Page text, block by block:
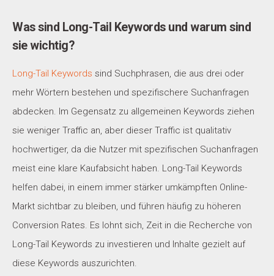
Was sind Long-Tail Keywords und warum sind
sie wichtig?
Long-Tail Keywords sind Suchphrasen, die aus drei oder
mehr Wörtern bestehen und spezifischere Suchanfragen
abdecken. Im Gegensatz zu allgemeinen Keywords ziehen
sie weniger Traffic an, aber dieser Traffic ist qualitativ
hochwertiger, da die Nutzer mit spezifischen Suchanfragen
meist eine klare Kaufabsicht haben. Long-Tail Keywords
helfen dabei, in einem immer stärker umkämpften Online-
Markt sichtbar zu bleiben, und führen häufig zu höheren
Conversion Rates. Es lohnt sich, Zeit in die Recherche von
Long-Tail Keywords zu investieren und Inhalte gezielt auf
diese Keywords auszurichten.